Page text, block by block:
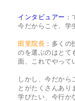
インタビュアー
今だからこそ、学
田里院長 ：多く
のを選ぶのはとて
面、これでやって
しかし、今だから
とがたくさんあり
学びたい、今行か